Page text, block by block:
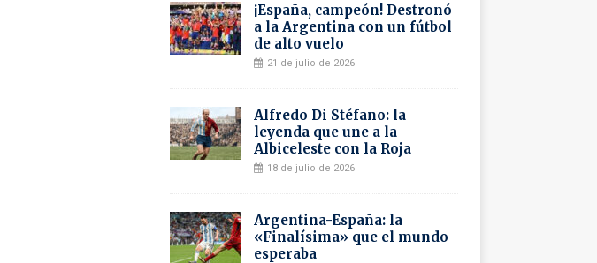
¡España, campeón! Destronó
a la Argentina con un fútbol
de alto vuelo
21 de julio de 2026
Alfredo Di Stéfano: la
leyenda que une a la
Albiceleste con la Roja
18 de julio de 2026
Argentina-España: la
«Finalísima» que el mundo
esperaba